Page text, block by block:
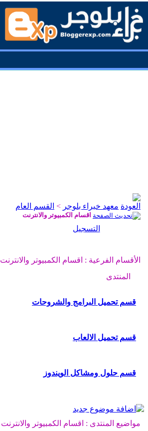
معهد خبراء بلوجر > القسم العام
اقسام الكمبيوتر والانترنت
التسجيل
الأقسام الفرعية : اقسام الكمبيوتر والانترنت
المنتدى
قسم تحميل البرامج والشروحات
قسم تحميل الالعاب
قسم حلول ومشاكل الويندوز
مواضيع المنتدى : اقسام الكمبيوتر والانترنت